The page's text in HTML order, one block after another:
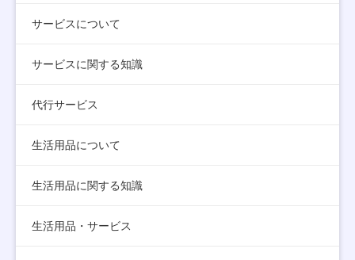
サービスについて
サービスに関する知識
代行サービス
生活用品について
生活用品に関する知識
生活用品・サービス